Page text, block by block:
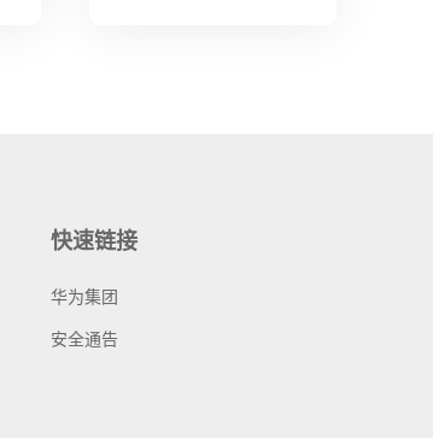
快速链接
华为集团
安全通告